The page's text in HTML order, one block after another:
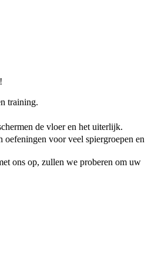
training.
de vloer en het uiterlijk.
voor veel spiergroepen en
ons op, zullen we proberen om uw